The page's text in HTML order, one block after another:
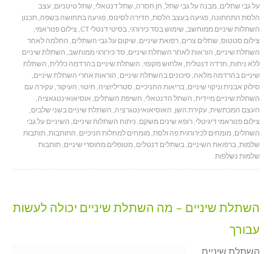
על גבי שתלים,מבנה על גבי שתל, חן חסרה, שתל דנטאלי, שתל טיטניום,עצב
הלסת התחתונה,פגיעה בעצב הלסת, חדירה לסינוס,פגיעה בתחושה בשפה,תכנון
השתלות שיניים ממוחשב, שימוש בסד כירורגי,בסיטי דנטלי CT , צילום פנוראמי,
צילום סטטוס, שתלים צרים,רפואת שיניים, שיקום על גבי השתלים, החלמה לאחר
השתלת שיניים, הוראות לאחר השתלת שיניים, סד כירורגי ממוחשב, השתלת שיניים
ללא ניתוח, חרדה דנטלית, אלחוש מקומי, השתלת שיניים בהרדמה כללית, השתלת
שיניים בהרדמה מלאה, סיכונים בהשתלת שיניים, הוראות אחרי השתלת שיניים,
סילוק אבנית וניקוי שיניים,בריאות החניכיים, סטריליזציה, חיטוי, העיקור,עקירה עם
השתלת שיניים מיידית, השתל הדנטאלי, חשיפת השתלים, אוסיאואינטגאציה,
העצם המכתשית,עקירת השן, האוסיאואינטגרציה, השתלת שיניים בשני שלבים,
צילום פנוראמי דיגיטלי,רופא שינים משקם, ניתוח השתלות שיניים, השיניים על גבי
השתלים,מומחים לכירורגית פה ולסת,מומחים למחלות חניכיים, התותבות,תותבות
שלמות,ברפואת השיניים,בשתלים דנטלים,מטופלים מחוסרי שיניים,תותבות
שלמות נשלפות
השתלת שיניים – מה השתלת שיניים יכולה לעשות
עבורך
השתלת שיניים